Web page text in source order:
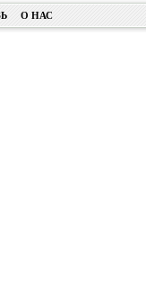
О НАС